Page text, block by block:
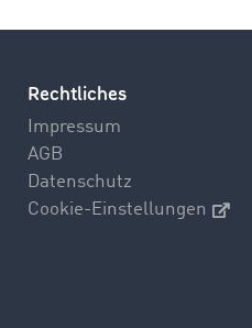
Rechtliches
Impressum
AGB
Datenschutz
Cookie-Einstellungen